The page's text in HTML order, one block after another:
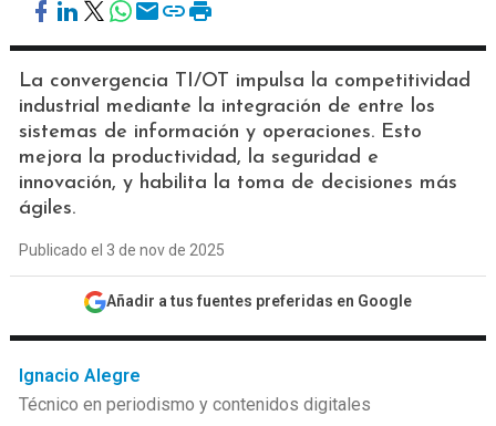
La convergencia TI/OT impulsa la competitividad
industrial mediante la integración de entre los
sistemas de información y operaciones. Esto
mejora la productividad, la seguridad e
innovación, y habilita la toma de decisiones más
ágiles.
Publicado el 3 de nov de 2025
Añadir a tus fuentes preferidas en Google
Ignacio Alegre
Técnico en periodismo y contenidos digitales